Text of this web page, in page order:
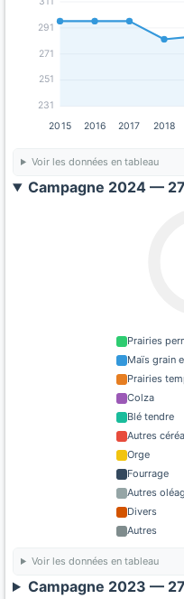
231
251
271
291
2015 2016 2017 2018
Voir les données en tableau
Campagne 2024 —
Prairies
Maïs grain
Prairies
Colza
Blé tendre
Autres
Orge
Fourrage
Autres
Divers
Autres
Voir les données en tableau
Campagne 2023 —